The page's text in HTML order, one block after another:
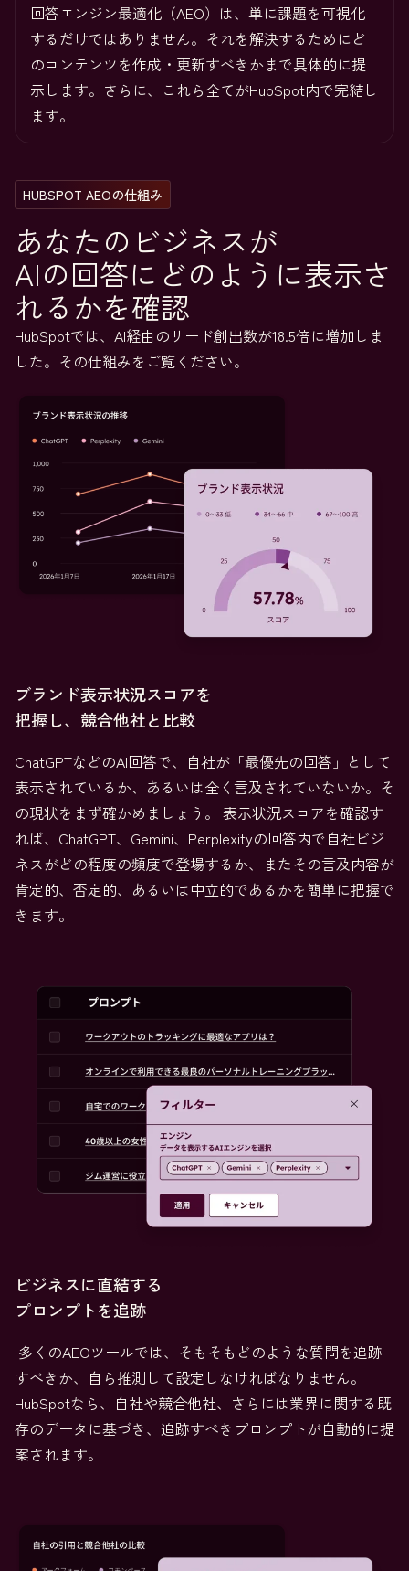
回答エンジン最適化（AEO）は、単に課題を可視化
するだけではありません。それを解決するためにど
のコンテンツを作成・更新すべきかまで具体的に提
示します。さらに、これら全てがHubSpot内で完結し
ます。
HUBSPOT AEOの仕組み
あなたのビジネスが
AIの回答にどのように表示さ
れるかを確認
HubSpotでは、AI経由のリード創出数が18.5倍に増加しま
した。その仕組みをご覧ください。
ブランド表示状況スコアを
把握し、競合他社と比較
ChatGPTなどのAI回答で、自社が「最優先の回答」として
表示されているか、あるいは全く言及されていないか。そ
の現状をまず確かめましょう。 表示状況スコアを確認す
れば、ChatGPT、Gemini、Perplexityの回答内で自社ビジ
ネスがどの程度の頻度で登場するか、またその言及内容が
肯定的、否定的、あるいは中立的であるかを簡単に把握で
きます。
ビジネスに直結する
プロンプトを追跡
多くのAEOツールでは、そもそもどのような質問を追跡
すべきか、自ら推測して設定しなければなりません。
HubSpotなら、自社や競合他社、さらには業界に関する既
存のデータに基づき、追跡すべきプロンプトが自動的に提
案されます。